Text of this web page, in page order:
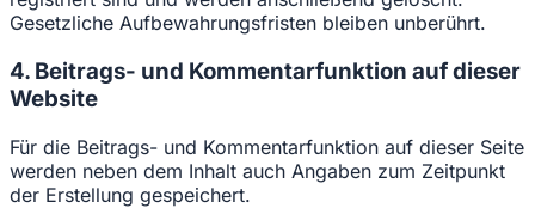
Gesetzliche Aufbewahrungsfristen bleiben unberührt.
4. Beitrags- und Kommentarfunktion auf dieser
Website
Für die Beitrags- und Kommentarfunktion auf dieser Seite
werden neben dem Inhalt auch Angaben zum Zeitpunkt
der Erstellung gespeichert.